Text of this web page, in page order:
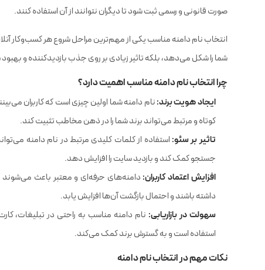
صورت قانونی و رسمی ثبت شود تا دیگران نتوانند از آن استفاده کنند.
انتخاب نام دامنه مناسب یکی از مهم‌ترین مراحل شروع هر کسب‌وکار
شما را شکل می‌دهد، بلکه تاثیر زیادی بر روی جذب بازدیدکننده و
چرا انتخاب نام دامنه مناسب اهمیت دارد؟
ایجاد هویت برند:نام دامنه شما اولین چیزی است که کاربران
کوتاه و مرتبط می‌تواند برند شما را در ذهن مخاطب تثبیت کند.
تاثیر بر سئو:استفاده از کلمات کلیدی مرتبط در نام دامنه
جستجو کمک کند و بازدید سایت را افزایش دهد.
افزایش اعتماد کاربران:دامنه‌های حرفه‌ای و معتبر باعث می‌شوند
داشته باشند و احتمال بازگشت آن‌ها افزایش یابد.
سهولت در بازاریابی: نام دامنه مناسب به راحتی در تبلیغات،
استفاده است و به گسترش برند کمک می‌کند.
نکات مهم در انتخاب نام دامنه